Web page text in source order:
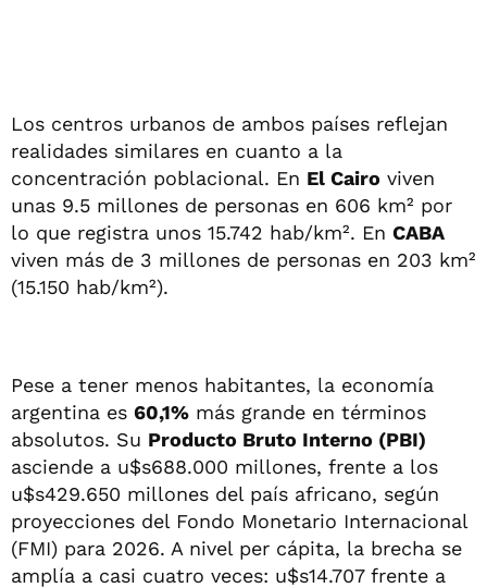
Los centros urbanos de ambos países reflejan
realidades similares en cuanto a la
concentración poblacional. En El Cairo viven
unas 9.5 millones de personas en 606 km² por
lo que registra unos 15.742 hab/km². En CABA
viven más de 3 millones de personas en 203 km²
(15.150 hab/km²).
Pese a tener menos habitantes, la economía
argentina es 60,1% más grande en términos
absolutos. Su Producto Bruto Interno (PBI)
asciende a u$s688.000 millones, frente a los
u$s429.650 millones del país africano, según
proyecciones del Fondo Monetario Internacional
(FMI) para 2026. A nivel per cápita, la brecha se
amplía a casi cuatro veces: u$s14.707 frente a